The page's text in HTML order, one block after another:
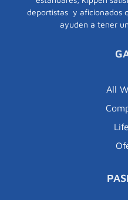
deportistas y aficionados
ayuden a tener
All